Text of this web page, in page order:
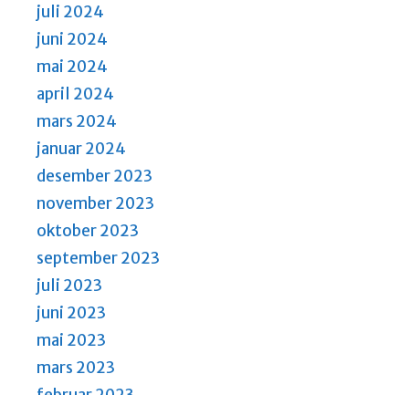
juli 2024
juni 2024
mai 2024
april 2024
mars 2024
januar 2024
desember 2023
november 2023
oktober 2023
september 2023
juli 2023
juni 2023
mai 2023
mars 2023